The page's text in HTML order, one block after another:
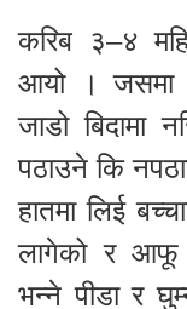
करिब ३–४
आयो । जसमा
जाडो बिदामा
पठाउने कि
हातमा लिई
लागेको र आफू
भन्ने पीडा र